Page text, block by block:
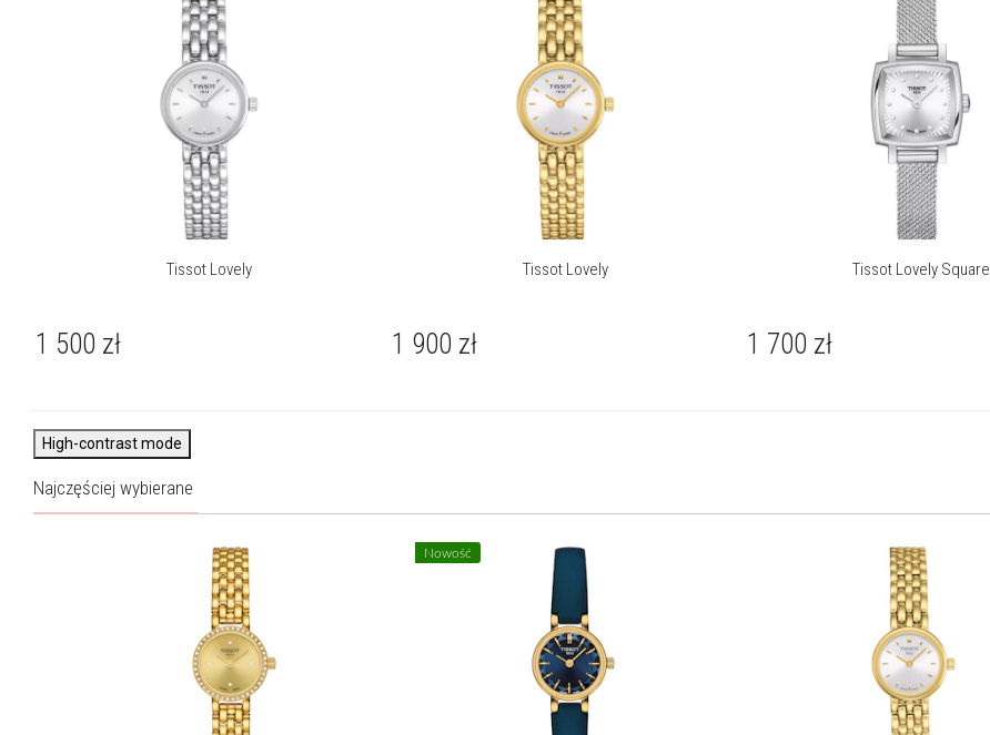
zarówno codzienną, jak i wieczorową garderobę. Jego biżuteryjna
forma sprawia, że jest dyskretnym, lecz wyrafinowanym
akcentem świadczącym o nienagannym guście właścicielki.
Tissot Lovely to dyskretne, kobiece zegarki zamknięte w
niewielkich kopertach. Modele dostępne są na paskach
skórzanych lub metalowych bransoletach, a wybrane warianty
zdobione brylantami. Każdy zegarek damski Tissot Lovely to
elegancki dodatek, który zachwyca subtelnym urokiem.
O marce Tissot
marek zegarkowych na świecie, która od 1853 roku nieprzerwanie
Więcej o marce
Tissot Lovely
1 500 zł
Tissot Lovely
1 900 zł
Tissot Lovely Square
1 700 zł
High-contrast mode
Najczęściej wybierane
Nowość